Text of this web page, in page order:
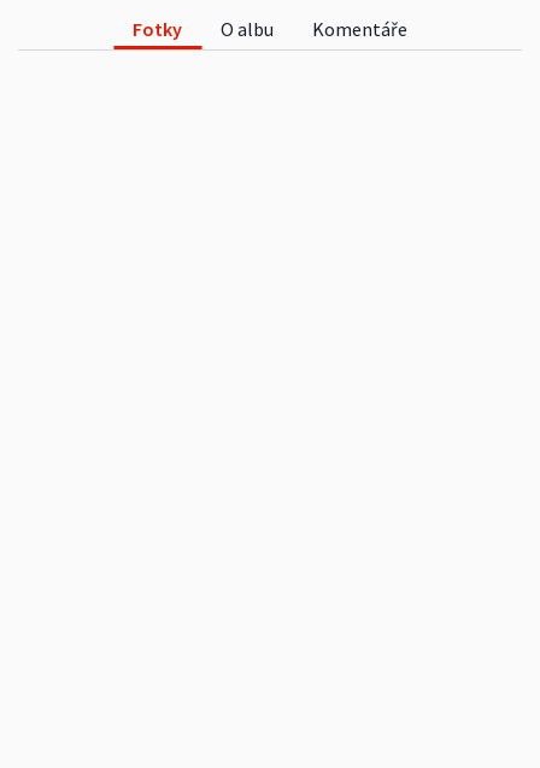
Fotky O albu Komentáře